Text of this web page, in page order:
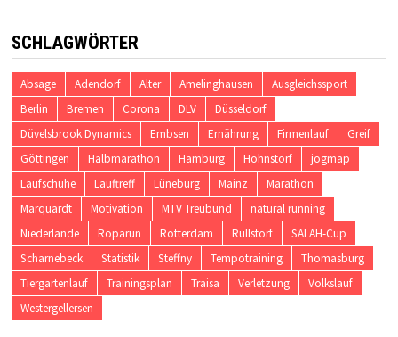
SCHLAGWÖRTER
Absage Adendorf Alter Amelinghausen
Ausgleichssport
Berlin
Bremen Corona DLV
Düsseldorf
Düvelsbrook Dynamics
Embsen Ernährung Firmenlauf
Greif
Göttingen
Halbmarathon Hamburg Hohnstorf
jogmap
Laufschuhe
Lauftreff Lüneburg Mainz
Marathon
Marquardt
Motivation MTV Treubund
natural running
Niederlande
Roparun Rotterdam Rullstorf
SALAH-Cup
Scharnebeck
Statistik Steffny Tempotraining
Thomasburg
Tiergartenlauf
Trainingsplan Traisa Verletzung
Volkslauf
Westergellersen